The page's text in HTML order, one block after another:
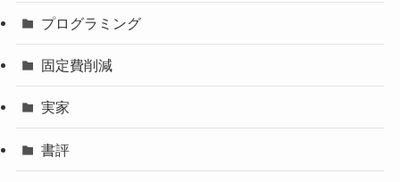
プログラミング
固定費削減
実家
書評